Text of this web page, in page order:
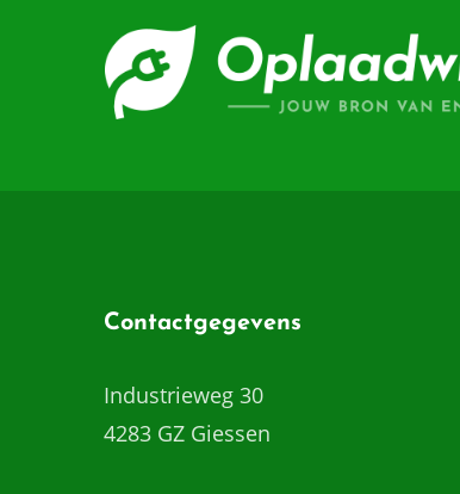
Contactgegevens
Industrieweg 30
4283 GZ Giessen